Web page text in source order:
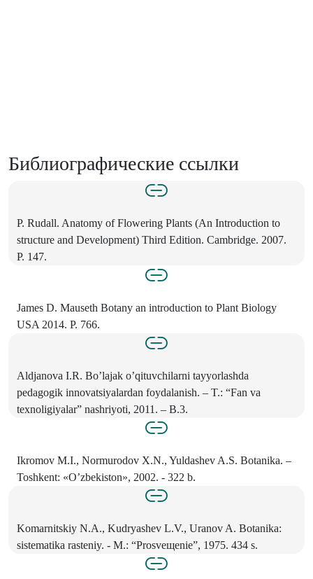
Библиографические ссылки
P. Rudall. Anatomy of Flowering Plants (An Introduction to
structure and Development) Third Edition. Cambridge. 2007.
P. 147.
James D. Mauseth Botany an introduction to Plant Biology
USA 2014. P. 766.
Aldjanova I.R. Bo’lajak o’qituvchilarni tayyorlashda
pedagogik innovatsiyalardan foydalanish. – T.: “Fan va
texnoligiyalar” nashriyoti, 2011. – B.3.
Ikromov M.I., Normurodov X.N., Yuldashev A.S. Botanika. –
Toshkent: «O’zbekiston», 2002. - 322 b.
Komarnitskiy N.A., Kudryashev L.V., Uranov A. Botanika:
sistematika rasteniy. - M.: “Prosveщenie”, 1975. 434 s.